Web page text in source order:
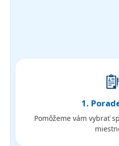
1.
Pomôžeme vám vybrať